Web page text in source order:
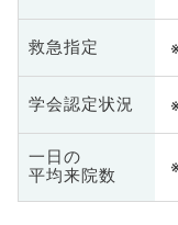
救急指定
学会認定状況
一日の
平均来院数